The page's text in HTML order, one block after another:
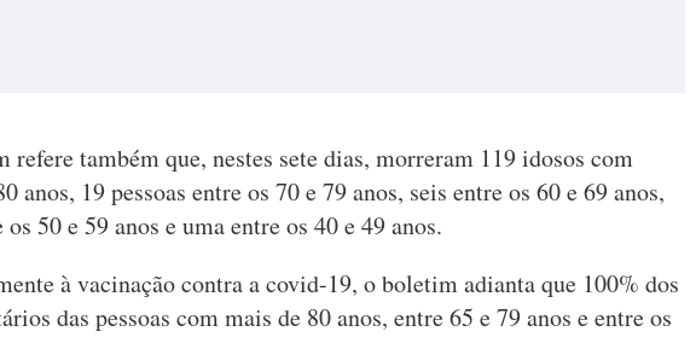
refere também que, nestes sete dias, morreram 119 idosos com
anos, 19 pessoas entre os 70 e 79 anos, seis entre os 60 e 69 anos,
50 e 59 anos e uma entre os 40 e 49 anos.
à vacinação contra a covid-19, o boletim adianta que 100% dos
das pessoas com mais de 80 anos, entre 65 e 79 anos e entre os